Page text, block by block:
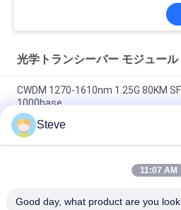
に
光学トランシーバー モジュール
CWDM 1270-1610nm 1.25G 80KM
1000base
60km QSFP+のイーサネット光学ト
グ対応の二重LC 40Gb/s
MPOのコネクターの光学トランシー
Steve
11:07 AM
Good day, what product are you